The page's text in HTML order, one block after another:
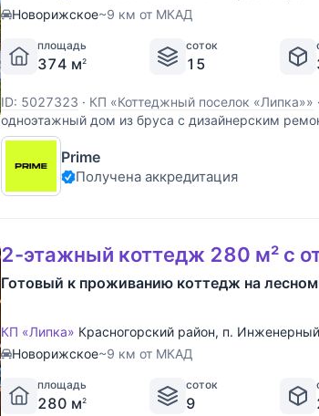
Новорижское~9 км от МКАД
площадь
374 м2
соток
15
ID: 5027323 · КП «Коттеджный поселок «Липка»» ·
одноэтажный дом из бруса с дизайнерским
площадью 260кв.м. построен по современному
уровне. В доме 3 спальни, 4 санузла,
Prime
Получена аккредитация
2-этажный коттедж 280 м² с
Готовый к проживанию коттедж на лесном
КП «Липка» Красногорский район, п.
Новорижское~9 км от МКАД
площадь
280 м2
соток
9